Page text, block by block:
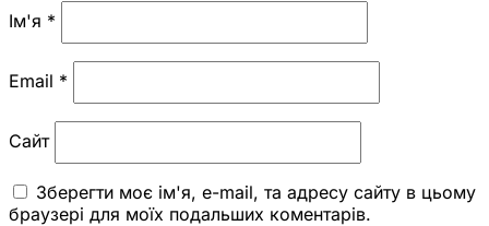
Ім'я *
Email *
Сайт
Зберегти моє ім'я, e-mail, та адресу сайту в цьому
браузері для моїх подальших коментарів.